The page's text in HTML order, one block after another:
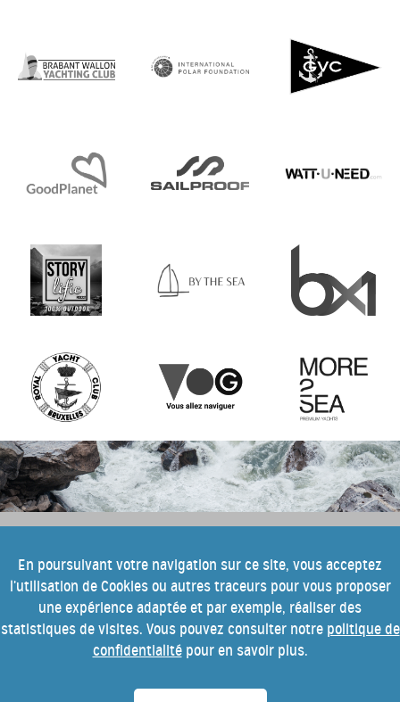
En poursuivant votre navigation sur ce site, vous acceptez
l’utilisation de Cookies ou autres traceurs pour vous proposer
une expérience adaptée et par exemple, réaliser des
statistiques de visites. Vous pouvez consulter notre politique de
confidentialitépour en savoir plus.
Pour tout savoir sur cette 10e édition
du festival Into the Blue, inscrivez-
vous à notre newsletter.